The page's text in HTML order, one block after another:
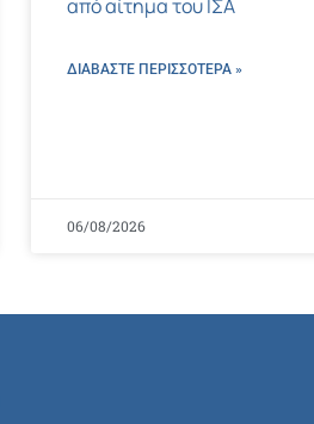
από αίτημα του ΙΣΑ
ΔΙΑΒΑΣΤΕ ΠΕΡΙΣΣΌΤΕΡΑ »
06/08/2026